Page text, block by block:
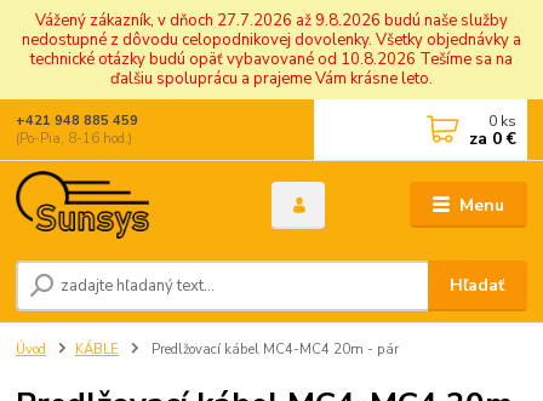
Vážený zákazník, v dňoch 27.7.2026 až 9.8.2026 budú naše služby
nedostupné z dôvodu celopodnikovej dovolenky. Všetky objednávky a
technické otázky budú opäť vybavované od 10.8.2026 Tešíme sa na
ďalšiu spoluprácu a prajeme Vám krásne leto.
Menu
Hľadať
+421 948 885 459
(Po-Pia, 8-16 hod.)
0 ks
za 0 €
Úvod KÁBLE Predlžovací kábel MC4-MC4 20m - pár